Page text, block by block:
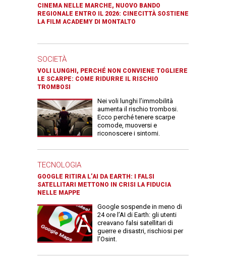
CINEMA NELLE MARCHE, NUOVO BANDO
REGIONALE ENTRO IL 2026: CINECITTÀ SOSTIENE
LA FILM ACADEMY DI MONTALTO
SOCIETÀ
VOLI LUNGHI, PERCHÉ NON CONVIENE TOGLIERE
LE SCARPE: COME RIDURRE IL RISCHIO
TROMBOSI
Nei voli lunghi l’immobilità
aumenta il rischio trombosi.
Ecco perché tenere scarpe
comode, muoversi e
riconoscere i sintomi.
TECNOLOGIA
GOOGLE RITIRA L’AI DA EARTH: I FALSI
SATELLITARI METTONO IN CRISI LA FIDUCIA
NELLE MAPPE
Google sospende in meno di
24 ore l’AI di Earth: gli utenti
creavano falsi satellitari di
guerre e disastri, rischiosi per
l’Osint.